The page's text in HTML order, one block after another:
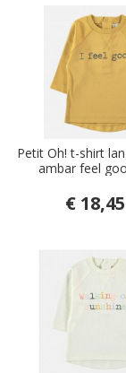
Petit Oh! t-shirt
ambar feel
€ 18,45